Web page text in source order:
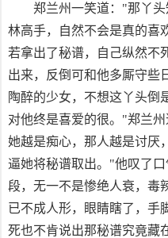
郑兰州一笑道："那丫
林高手，自然不会是真的喜
若拿出了秘谱，自己纵然不
出来，反倒可和他多厮守些
陶醉的少女，不想这丫头倒
对他终是喜爱的很。"郑兰
她越是痴心，那人越是讨厌
逼她将秘谱取出。"他叹了
段，无一不是惨绝人衰，毒
已不成人形，眼睛瞎了，手
死也不肯说出那秘谱究竟藏